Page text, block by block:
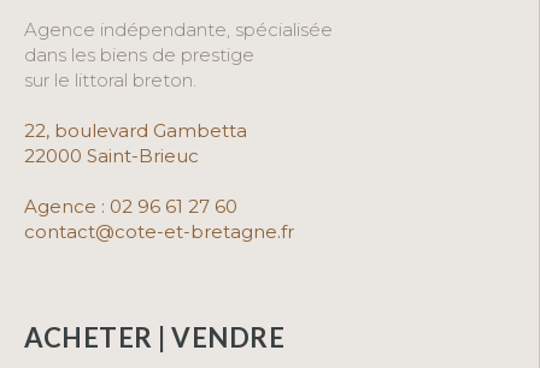
Agence indépendante, spécialisée
dans les biens de prestige
sur le littoral breton.
22, boulevard Gambetta
22000 Saint-Brieuc
Agence : 02 96 61 27 60
contact@cote-et-bretagne.fr
ACHETER | VENDRE